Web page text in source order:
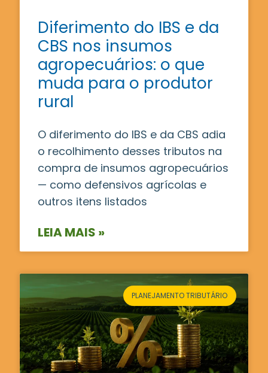
Diferimento do IBS e da
CBS nos insumos
agropecuários: o que
muda para o produtor
rural
O diferimento do IBS e da CBS adia
o recolhimento desses tributos na
compra de insumos agropecuários
— como defensivos agrícolas e
outros itens listados
LEIA MAIS »
PLANEJAMENTO TRIBUTÁRIO